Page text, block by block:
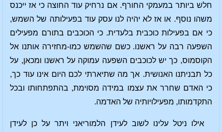
חלש ביותר במעמקי החורף. אם נרחיק עוד החוצה כי אז ייכנס
משהו נוסף. או אז לא יהיה לנו עסק עוד בפעילותה של השמש,
כי אם בפעילות כוכבית בלעדית. כי הכוכבים בתורם מפעילים
השפעה רבה על ראשנו. כשם שהשמש כמו-מחזירה אותנו אל
הקוסמוס, כך יש לכוכבים השפעה עמוקה על ראשנו ומכאן, על
כל תבניתנו האנושית. אך מה שתיארתי לכם היום אינו עוד כך,
כי האדם שחרר את עצמו במידה מסוימת, בהתפתחותו ובכל
התקדמותו, מפעילויותיה של האדמה.
אילו ניטל עלינו לשוב לעידן הלמוריאני ויתר על כן לעידן